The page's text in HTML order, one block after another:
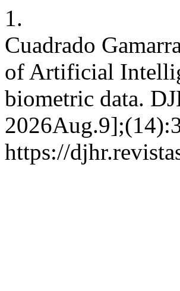
1.
Cuadrado
of Artificial
biometric data.
https://